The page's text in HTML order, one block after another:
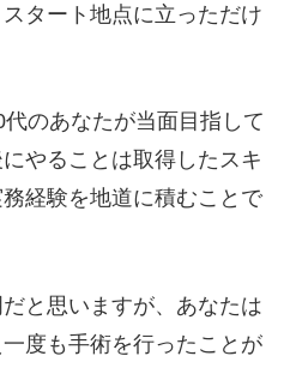
タート地点に立っただけ
のあなたが当面目指して
やることは取得したスキ
経験を地道に積むことで
と思いますが、あなたは
度も手術を行ったことが